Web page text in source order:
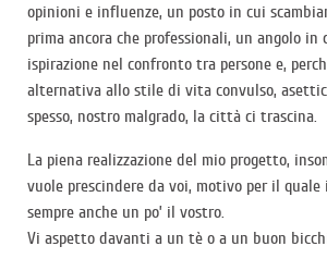
opinioni e influenze, un posto in cui
prima ancora che professionali, un angolo in
ispirazione nel confronto tra persone e,
alternativa allo stile di vita convulso,
spesso, nostro malgrado, la città ci trascina.
La piena realizzazione del mio progetto,
vuole prescindere da voi, motivo per il
sempre anche un po’ il vostro.
Vi aspetto davanti a un tè o a un buon